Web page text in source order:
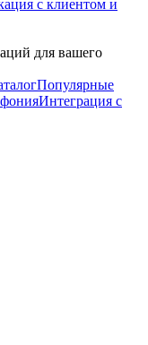
с клиентом и
для вашего
Популярные
Интеграция с